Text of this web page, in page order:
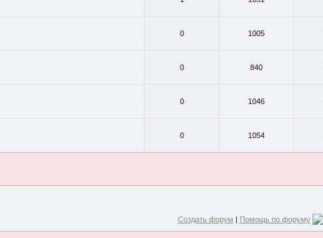
0
1005
0
840
0
1046
0
1054
Создать форум | Помощь по форуму